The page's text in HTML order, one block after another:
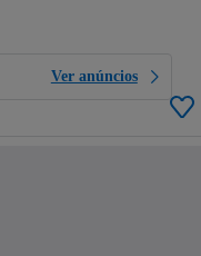
Ver anúncios